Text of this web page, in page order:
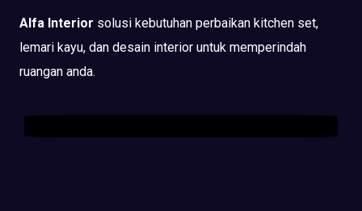
Alfa Interior solusi kebutuhan perbaikan kitchen set,
lemari kayu, dan desain interior untuk memperindah
ruangan anda.